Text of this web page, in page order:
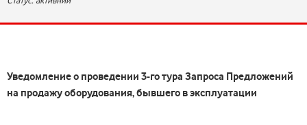
Уведомление о проведении 3-го тура Запроса Предложений
на продажу оборудования, бывшего в эксплуатации